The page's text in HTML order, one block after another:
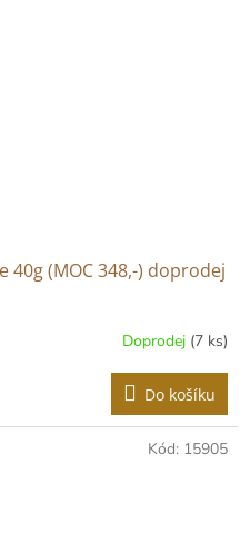
40g (MOC 348,-) doprodej
Doprodej (7 ks)
Do košíku
Kód: 15905